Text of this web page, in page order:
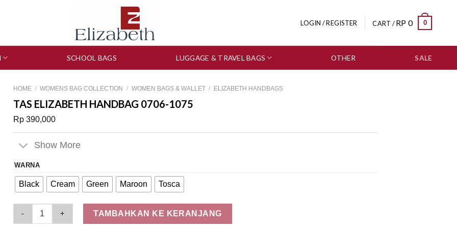
LOGIN / REGISTER CART /RP 0 0
SCHOOL BAGS LUGGAGE & TRAVEL BAGS OTHER SALE
HOME / WOMENS BAG COLLECTION / WOMEN BAGS & WALLET / ELIZABETH HANDBAGS
TAS ELIZABETH HANDBAG 0706-1075
Rp 390,000
Show More
WARNA
Black Cream Green Maroon Tosca
Tas Elizabeth Handbag 0706-1075 quantity
TAMBAHKAN KE KERANJANG